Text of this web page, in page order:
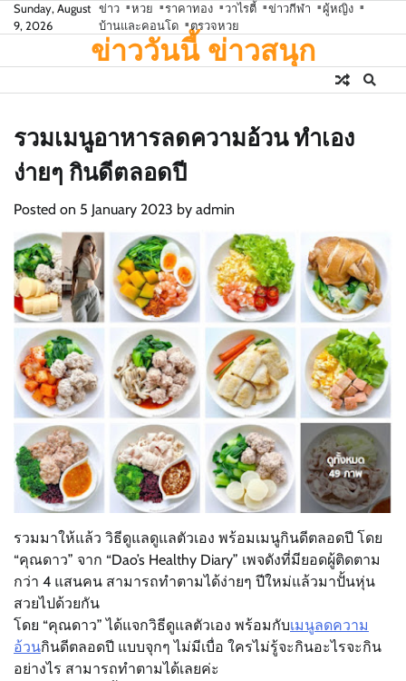
Skip
to
Sunday, August
9, 2026
ข่าว หวย ราคาทอง วาไรตี้ ข่าวกีฬา
ผู้หญิง
บ้านและคอนโด
ตรวจหวย
ข่าววันนี้ ข่าวสนุก
รวมเมนูอาหารลดความอ้วน ทําเอง
ง่ายๆ กินดีตลอดปี
Posted on 5 January 2023 by admin
รวมมาให้แล้ว วิธีดูแลดูแลตัวเอง พร้อมเมนูกินดีตลอดปี โดย
“คุณดาว” จาก “Dao’s Healthy Diary” เพจดังที่มียอดผู้ติดตาม
กว่า 4 แสนคน สามารถทำตามได้ง่ายๆ ปีใหม่แล้วมาปั้นหุ่น
สวยไปด้วยกัน
โดย “คุณดาว” ได้แจกวิธีดูแลตัวเอง พร้อมกับเมนูลดความ
อ้วนกินดีตลอดปี แบบจุกๆ ไม่มีเบื่อ ใครไม่รู้จะกินอะไรจะกิน
อย่างไร สามารถทำตามได้เลยค่ะ